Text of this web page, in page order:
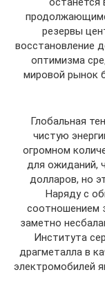
резервы
восстановление
оптимизма
мировой рынок
Глобальная
чистую
огромном
для ожиданий,
долларов, но
Наряду с
соотношением
заметно
Института
драгметалла в
электромобилей